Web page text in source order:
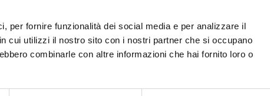
per fornire funzionalità dei social media e per analizzare il
cui utilizzi il nostro sito con i nostri partner che si occupano
combinarle con altre informazioni che hai fornito loro o
Password: